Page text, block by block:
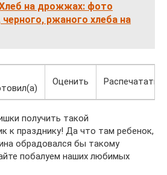
на дрожжах: фото
ржаного хлеба на
Оценить Распечатать
получить такой
к празднику! Да что там ребенок,
обрадовался бы такому
побалуем наших любимых